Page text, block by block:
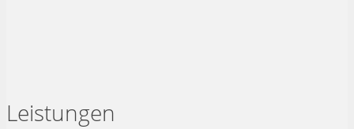
Leistungen